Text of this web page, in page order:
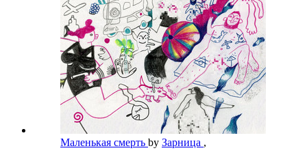
Маленькая смерть by Зарница ,